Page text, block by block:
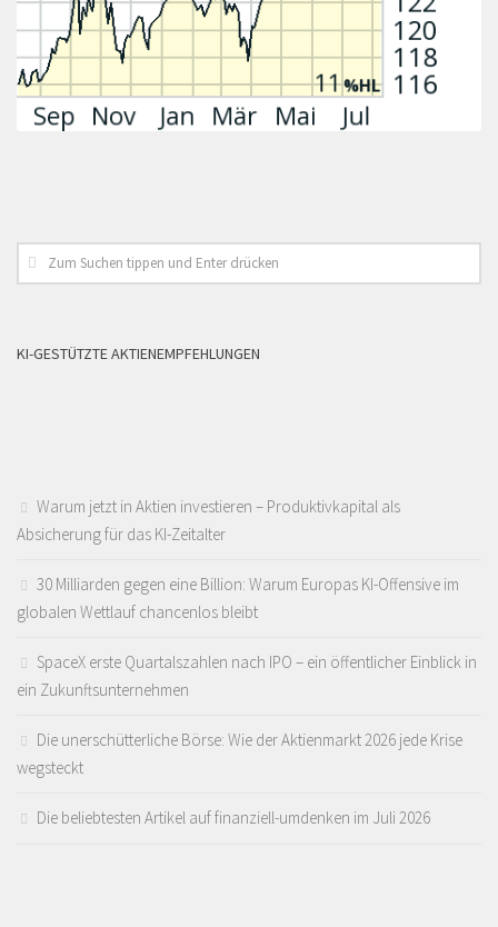
KI-GESTÜTZTE AKTIENEMPFEHLUNGEN
Warum jetzt in Aktien investieren – Produktivkapital als
Absicherung für das KI-Zeitalter
30 Milliarden gegen eine Billion: Warum Europas KI-Offensive im
globalen Wettlauf chancenlos bleibt
SpaceX erste Quartalszahlen nach IPO – ein öffentlicher Einblick in
ein Zukunftsunternehmen
Die unerschütterliche Börse: Wie der Aktienmarkt 2026 jede Krise
wegsteckt
Die beliebtesten Artikel auf finanziell-umdenken im Juli 2026